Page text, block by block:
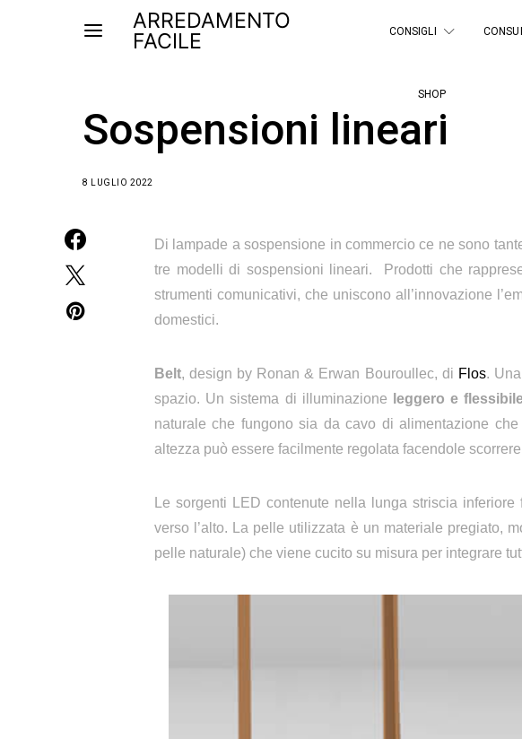
ARREDAMENTO
FACILE
CONSIGLI
SHOP
Sospensioni lineari
8 LUGLIO 2022
Di lampade a sospensione in commercio ce ne sono
tre modelli di sospensioni lineari. Prodotti che
strumenti comunicativi, che uniscono all’innovazione
domestici.
Belt,design by Ronan & Erwan Bouroullec, di Flos.
spazio. Un sistema di illuminazione
leggero e
naturale che fungono sia da cavo di alimentazione
altezza può essere facilmente regolata facendole
Le sorgenti LED contenute nella lunga striscia
verso l’alto. La pelle utilizzata è un materiale pregiato,
pelle naturale) che viene cucito su misura per integrare